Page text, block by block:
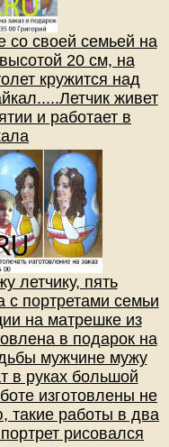
со своей семьей на
20 см, на
кружится над
живет
и работает в
летчику, пять
портретами семьи
на матрешке из
в подарок на
мужчине мужу
в руках большой
изготовлены не
такие работы в два
рисовался